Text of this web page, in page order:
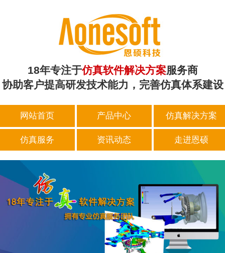
18年专注于仿真软件解决方案服务商
协助客户提高研发技术能力，完善仿真体系建设
网站首页 产品中心 仿真解决方案
仿真服务 资讯动态 走进恩硕